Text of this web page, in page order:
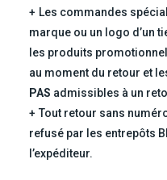
Les commandes
marque ou un logo d’un
les produits
au moment du retour et
PAS admissibles à un
Tout retour sans
refusé par les entrepôts
l’expéditeur.